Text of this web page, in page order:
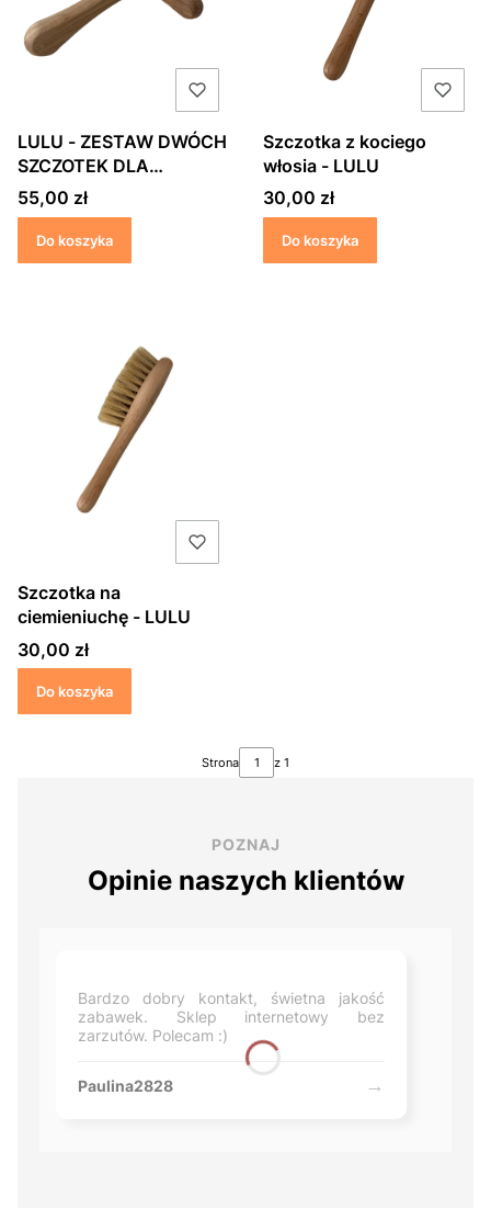
LULU - ZESTAW DWÓCH
SZCZOTEK DLA
NIEMOWLĄT
Cena
55,00 zł
Do koszyka
Szczotka z kociego
włosia - LULU
Cena
30,00 zł
Do koszyka
Szczotka na
ciemieniuchę - LULU
Cena
30,00 zł
Do koszyka
Strona z 1
POZNAJ
Opinie naszych klientów
Bardzo dobry kontakt, świetna jakość
zabawek. Sklep internetowy bez
zarzutów. Polecam :)
Paulina2828